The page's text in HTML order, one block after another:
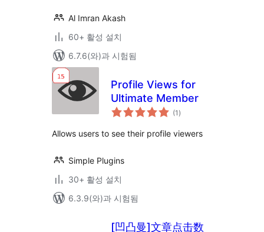
Al Imran Akash
60+ 활성 설치
6.7.6(와)과 시험됨
Profile Views for
Ultimate Member
(1 전
체
점
)
Allows users to see their profile viewers
Simple Plugins
30+ 활성 설치
6.3.9(와)과 시험됨
[凹凸曼]文章点击数